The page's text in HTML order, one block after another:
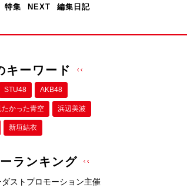
特集 NEXT 編集日記
キーワード
STU48 AKB48
たかった⻘空 浜辺美波
新垣結衣
ランキング
ダストプロモーション主催